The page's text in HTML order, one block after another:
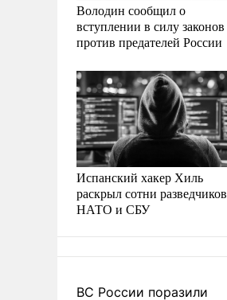
Володин сообщил о
вступлении в силу законов
против предателей России
Испанский хакер Хиль
раскрыл сотни разведчиков
НАТО и СБУ
ВС России поразили